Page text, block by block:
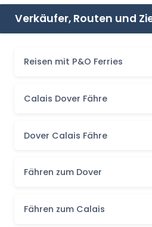
Verkäufer, Routen und
Reisen mit P&O Ferries
Calais Dover Fähre
Dover Calais Fähre
Fähren zum Dover
Fähren zum Calais